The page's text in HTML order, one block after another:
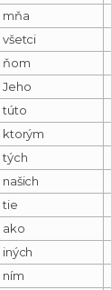
mňa
všetci
ňom
Jeho
túto
ktorým
tých
našich
tie
ako
iných
ním